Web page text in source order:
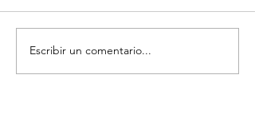
TourTravelynByFraveo
participó en la
Escribir un comentario...